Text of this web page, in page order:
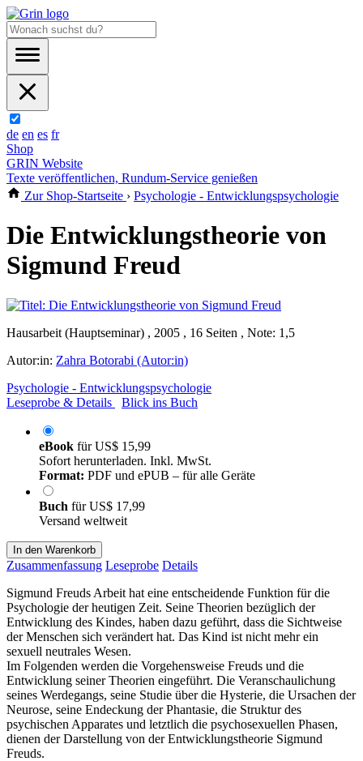
de en es fr
Shop
GRIN Website
Texte veröffentlichen, Rundum-Service genießen
Zur Shop-Startseite › Psychologie - Entwicklungspsychologie
Die Entwicklungstheorie von
Sigmund Freud
Hausarbeit (Hauptseminar) , 2005 , 16 Seiten , Note: 1,5
Autor:in: Zahra Botorabi (Autor:in)
Psychologie - Entwicklungspsychologie
Leseprobe & Details
Blick ins Buch
eBook fürUS$ 15,99
Sofort herunterladen. Inkl. MwSt.
Format: PDF und ePUB – für alle Geräte
Buch fürUS$ 17,99
Versand weltweit
In den Warenkorb
Zusammenfassung Leseprobe Details
Sigmund Freuds Arbeit hat eine entscheidende Funktion für die
Psychologie der heutigen Zeit. Seine Theorien bezüglich der
Entwicklung des Kindes, haben dazu geführt, dass die Sichtweise
der Menschen sich verändert hat. Das Kind ist nicht mehr ein
sexuell neutrales Wesen.
Im Folgenden werden die Vorgehensweise Freuds und die
Entwicklung seiner Theorien eingeführt. Die Veranschaulichung
seines Werdegangs, seine Studie über die Hysterie, die Ursachen der
Neurose, seine Endeckung der Phantasie, die Struktur des
psychischen Apparates und letztlich die psychosexuellen Phasen,
dienen der Darstellung von der Entwicklungstheorie Sigmund
Freuds.